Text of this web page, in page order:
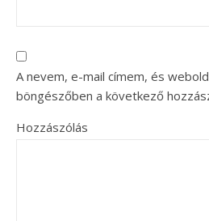
A nevem, e-mail címem, és
böngészőben a következő
Hozzászólás